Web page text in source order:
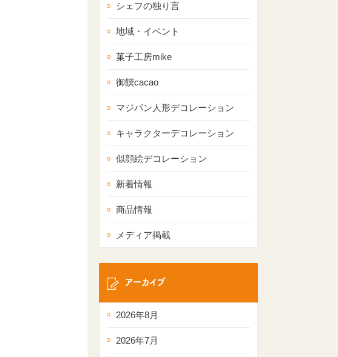
シェフの独り言
地域・イベント
菓子工房mike
御饌cacao
マジパン人形デコレーション
キャラクターデコレーション
似顔絵デコレーション
新着情報
商品情報
メディア掲載
アーカイブ
2026年8月
2026年7月